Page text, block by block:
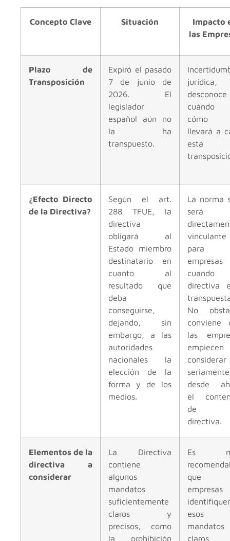
Concepto Clave Situación
Impacto
las
Plazo de
Transposición
Expiró el pasado
7 de junio de
2026. El
legislador
español aún no
la ha
transpuesto.
jurídica,
desconoce
cómo
llevará a
esta
¿Efecto Directo
de la Directiva?
Según el art.
288 TFUE, la
directiva
obligará al
Estado miembro
destinatario en
cuanto al
resultado que
deba
conseguirse,
dejando, sin
embargo, a las
autoridades
nacionales la
elección de la
forma y de los
medios.
La norma
será
vinculante
para
empresas
directiva
No
conviene
las
considerar
seriamente
desde
el
de
directiva.
Elementos de la
directiva a
considerar
La Directiva
contiene
algunos
mandatos
suficientemente
claros y
precisos, como
la prohibición
Es
que
empresas
esos
mandatos